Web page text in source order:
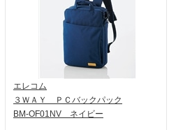
エレコム
３ＷＡＹ ＰＣバックパック
BM-OF01NV ネイビー